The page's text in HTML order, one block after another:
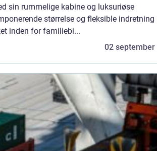
sin rummelige kabine og luksuriøse
størrelse og fleksible indretning
inden for familiebi...
02 september